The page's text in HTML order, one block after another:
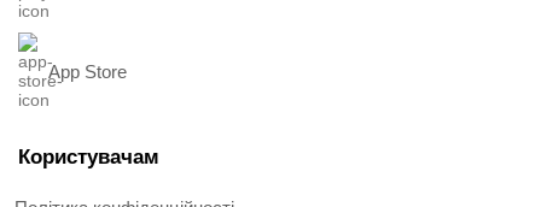
App Store
Користувачам